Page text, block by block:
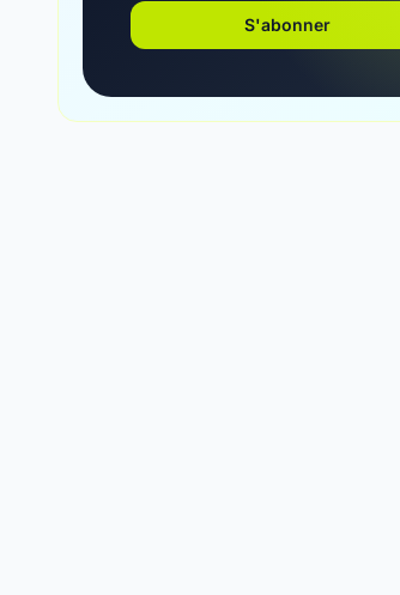
S'abonner